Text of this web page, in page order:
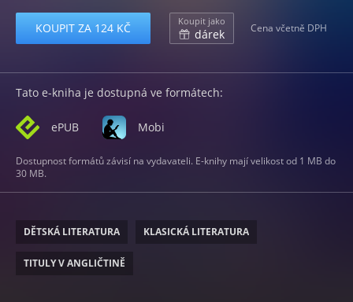
KOUPIT ZA 124 KČ Koupit jako
dárek Cena včetně DPH
Tato e-kniha je dostupná ve formátech:
ePUB Mobi
Dostupnost formátů závisí na vydavateli. E-knihy mají velikost od 1 MB do
30 MB.
DĚTSKÁ LITERATURA KLASICKÁ LITERATURA
TITULY V ANGLIČTINĚ